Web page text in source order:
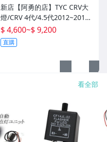
新店【阿勇的店】TYC CRV大
燈/CRV 4代/4.5代2012~2016
燈泡版 原廠型大燈 CRV 大燈/
台灣tyc製造
$ 4,600~$ 9,200
直購
看全部